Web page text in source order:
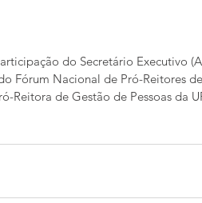
do Secretário Executivo
Fórum Nacional de Pró-Reitores
Reitora de Gestão de Pessoas da